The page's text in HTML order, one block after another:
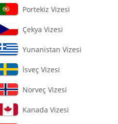
Portekiz Vizesi
Çekya Vizesi
Yunanistan Vizesi
İsveç Vizesi
Norveç Vizesi
Kanada Vizesi